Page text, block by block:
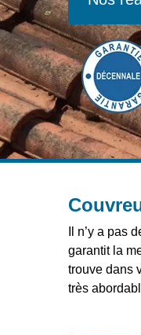
Il n’y a pas
garantit la
trouve dans
très